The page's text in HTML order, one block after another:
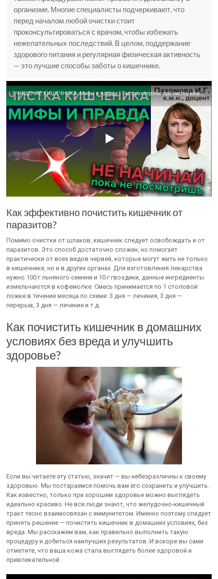
организме. Многие специалисты подчеркивают, что
перед началом любой очистки стоит
проконсультироваться с врачом, чтобы избежать
нежелательных последствий. В целом, поддержание
здорового питания и регулярная физическая активность
— это лучшие способы заботы о кишечнике.
ОЧИЩЕНИЕ КИШЕЧНИКА: Мифы и правда | Гастроэнтеролог про чистку кишечника
Как эффективно почистить кишечник от
паразитов?
Помимо очистки от шлаков, кишечник следует освобождать и от
паразитов. Это способ достаточно сложен, но помогает
практически от всех видов червей, которые могут жить не только
в кишечнике, но и в других органах. Для изготовления лекарства
нужно 100 г льняного семени и 10 г гвоздики, данные ингредиенты
измельчаются в кофемолке. Смесь принимается по 1 столовой
ложке в течение месяца по схеме: 3 дня — лечения, 3 дня —
перерыв, 3 дня — лечение и т.д.
Как почистить кишечник в домашних
условиях без вреда и улучшить
здоровье?
Если вы читаете эту статью, значит — вы небезразличны к своему
здоровью. Мы постараемся помочь вам его сохранить и улучшить.
Как известно, только при хорошем здоровье можно выглядеть
идеально красиво. Не все люди знают, что желудочно-кишечный
тракт тесно взаимосвязан с иммунитетом. Именно поэтому следует
принять решение — почистить кишечник в домашних условиях, без
вреда. Мы расскажем вам, как правильно выполнить такую
процедуру и добиться наилучших результатов. И вскоре вы сами
отметите, что ваша кожа стала выглядеть более здоровой и
привлекательной.